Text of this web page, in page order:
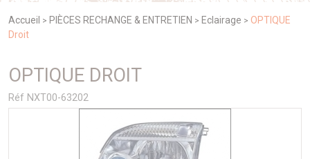
Accueil > PIÈCES RECHANGE & ENTRETIEN > Eclairage > OPTIQUE
Droit
OPTIQUE DROIT
Réf NXT00-63202